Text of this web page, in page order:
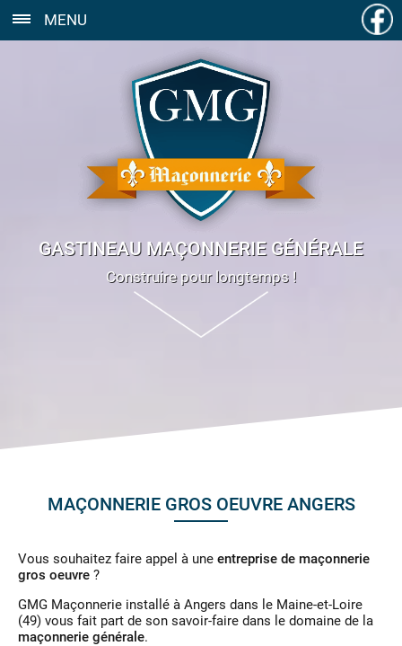
MENU
GASTINEAU MAÇONNERIE GÉNÉRALE
Construire pour longtemps !
MAÇONNERIE GROS OEUVRE ANGERS
Vous souhaitez faire appel à une entreprise de maçonnerie
gros oeuvre ?
GMG Maçonnerie installé à Angers dans le Maine-et-Loire
(49) vous fait part de son savoir-faire dans le domaine de la
maçonnerie générale.